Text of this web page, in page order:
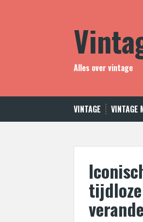
Alles over vintage
VINTAGE VINTAGE